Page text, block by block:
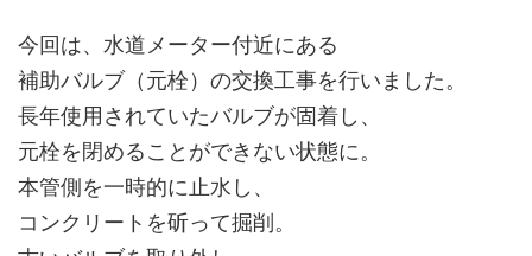
今回は、水道メーター付近にある
補助バルブ（元栓）の交換工事を行いました。
長年使用されていたバルブが固着し、
元栓を閉めることができない状態に。
本管側を一時的に止水し、
コンクリートを斫って掘削。